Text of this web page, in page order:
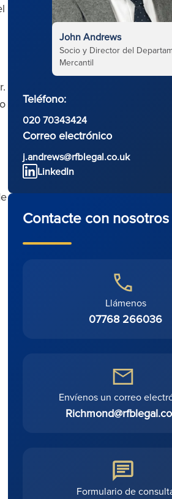
John Andrews
Socio y Director del
Mercantil
Teléfono:
020 70343424
Correo electrónico
j.andrews@rfblegal.co.uk
LinkedIn
Contacte con nosotros
Llámenos
07768 266036
Envíenos un correo
Formulario de